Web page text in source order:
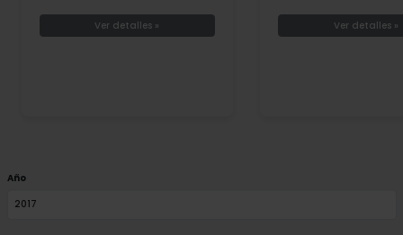
Ver detalles » Ver detalles »
Año